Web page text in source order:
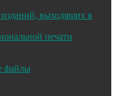
выходящих в
печати
файлы